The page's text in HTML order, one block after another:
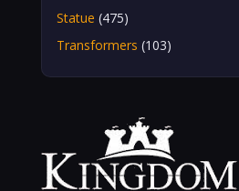
Statue (475)
Transformers (103)